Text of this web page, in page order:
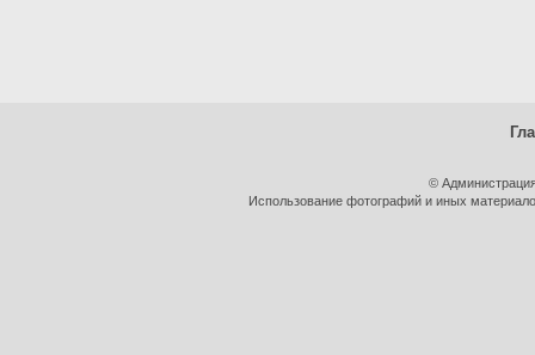
©
Использование фотографий и иных